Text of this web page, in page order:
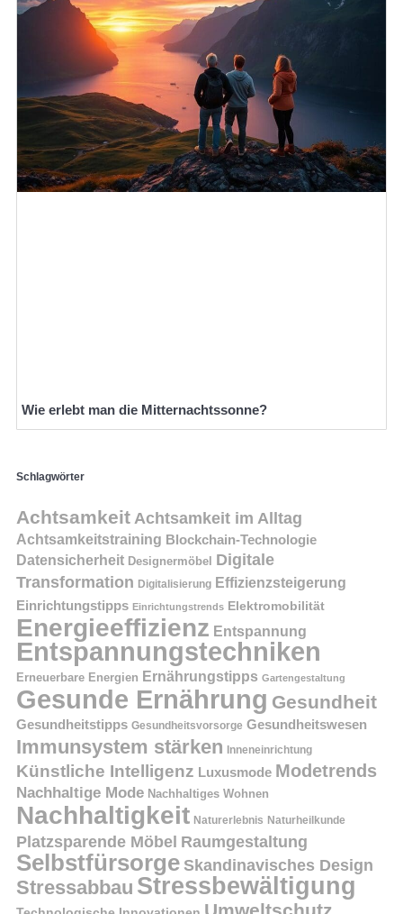
Wie erlebt man die Mitternachtssonne?
Schlagwörter
Achtsamkeit Achtsamkeit im Alltag
Achtsamkeitstraining Blockchain-Technologie
Datensicherheit Designermöbel
Digitale
Transformation Digitalisierung Effizienzsteigerung
Einrichtungstipps Einrichtungstrends Elektromobilität
Energieeffizienz Entspannung
Entspannungstechniken
Erneuerbare Energien Ernährungstipps Gartengestaltung
Gesunde Ernährung Gesundheit
Gesundheitstipps Gesundheitsvorsorge Gesundheitswesen
Immunsystem stärken Inneneinrichtung
Künstliche Intelligenz Luxusmode Modetrends
Nachhaltige Mode Nachhaltiges Wohnen
Nachhaltigkeit Naturerlebnis Naturheilkunde
Platzsparende Möbel Raumgestaltung
Selbstfürsorge Skandinavisches Design
Stressabbau Stressbewältigung
Umweltschutz